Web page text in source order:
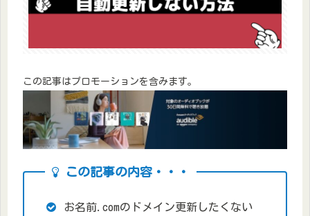
この記事はプロモーションを含みます。
この記事の内容・・・
お名前.comのドメイン更新したくない